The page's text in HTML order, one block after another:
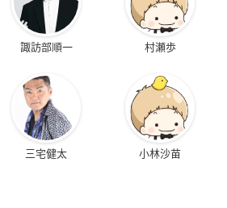
諏訪部順一 村瀬歩
三宅健太 小林沙苗